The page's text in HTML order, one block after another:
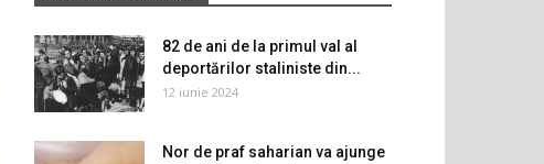
82 de ani de la primul val al
deportărilor staliniste din...
12 iunie 2024
Nor de praf saharian va ajunge